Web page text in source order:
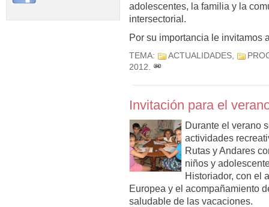
adolescentes, la familia y la
intersectorial.
Por su importancia le invitamos
TEMA: ACTUALIDADES,
2012.
Invitación para el
Durante el verano
actividades
Rutas y Andares
niños y
Historiador, con el
Europea y el acompañamiento
saludable de las vacaciones.